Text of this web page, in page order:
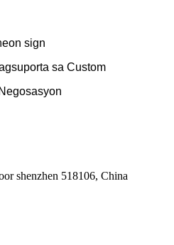
sign
sa Custom
shenzhen 518106, China